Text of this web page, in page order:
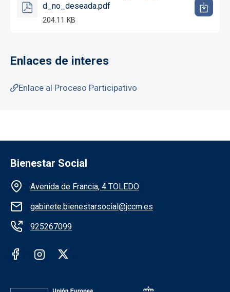
d_no_deseada.pdf
204.11 KB
Enlaces de interes
Enlace al Proceso Participativo
Bienestar Social
Información de la institución
Avenida de Francia, 4 TOLEDO
gabinete.bienestarsocial@jccm.es
925267099
Redes sociales institución